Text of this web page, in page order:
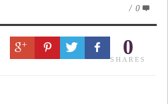
0
/
0
SHARES